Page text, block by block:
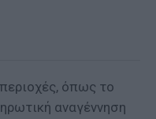
όπως το
αναγέννηση